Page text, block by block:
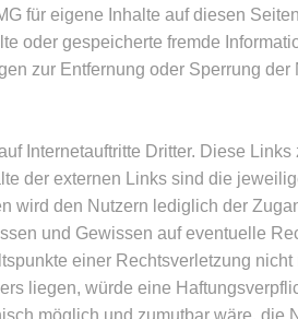
für eigene Inhalte auf diesen
oder gespeicherte fremde
zur Entfernung oder Sperrung
Internetauftritte Dritter. Diese
der externen Links sind die
wird den Nutzern lediglich der
und Gewissen auf eventuelle
einer Rechtsverletzung
liegen, würde eine
möglich und zumutbar wäre,